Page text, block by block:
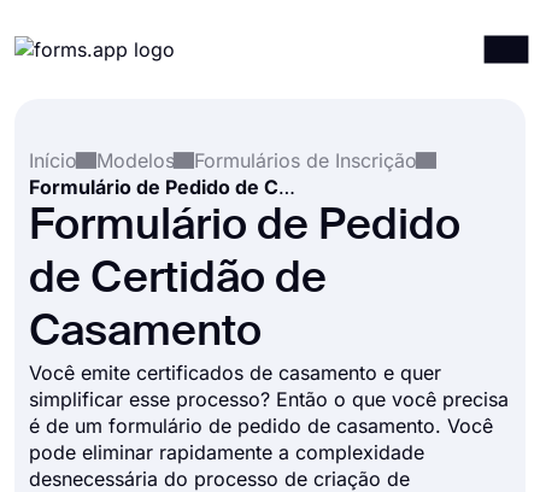
Integrações
Modelos
Recursos
Início
Modelos
Formulários de Inscrição
Formulário de Pedido de Certidão de Casamento
Formulário de Pedido
de Certidão de
Casamento
Você emite certificados de casamento e quer
simplificar esse processo? Então o que você precisa
é de um formulário de pedido de casamento. Você
pode eliminar rapidamente a complexidade
desnecessária do processo de criação de